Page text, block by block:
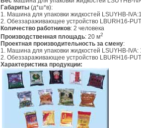
Габариты (д*ш*в):
1. Машина для упаковки жидкостей LSUYHB-
2. Обеззараживающее устройство LBURH16-
Количество работников: 2 человека
Производственная площадь: 20 м2
Проектная производительность за смену:
1. Машина для упаковки жидкостей LSUYHB-IVA:
2. Обеззараживающее устройство LBURH16-
Характеристика продукции: